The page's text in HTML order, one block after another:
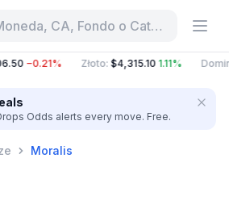
CA, Fondo o Categoría
−0.21% Złoto:$4,315.10 1.11%
Odds alerts every move. Free.
Moralis